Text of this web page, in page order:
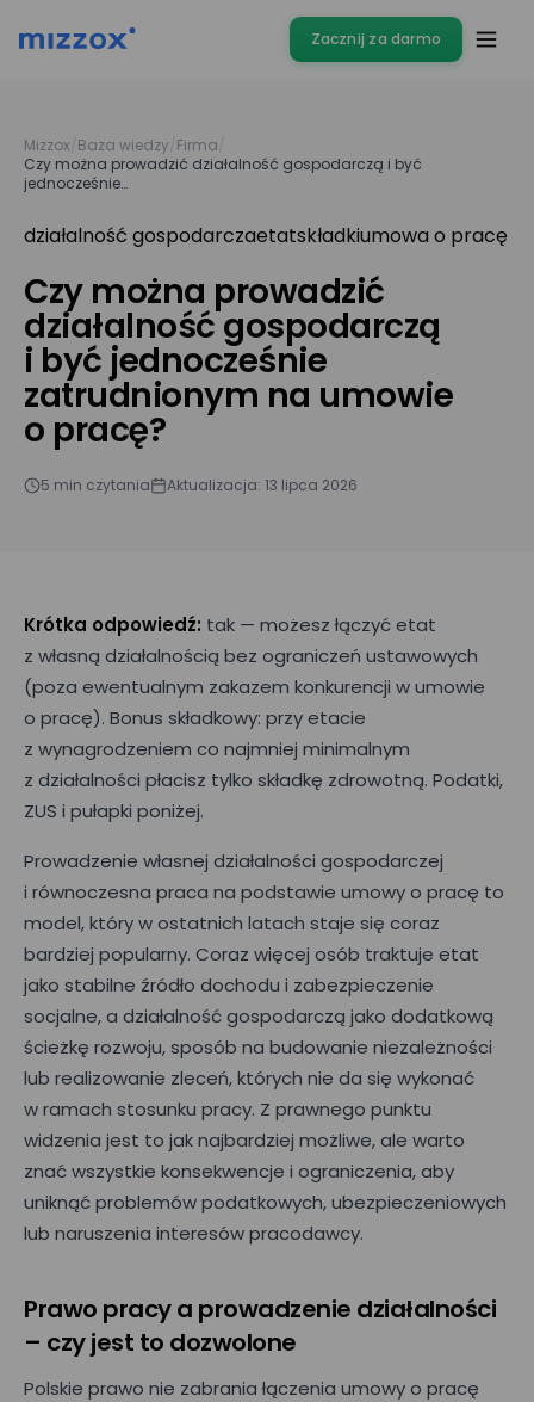
Zacznij za darmo
Mizzox Baza wiedzy Firma
Czy można prowadzić działalność gospodarczą i być
jednocześnie…
działalność gospodarczaetatskładkiumowa o pracę
Czy można prowadzić
działalność gospodarczą
i być jednocześnie
zatrudnionym na umowie
o pracę?
5 min czytania Aktualizacja: 13 lipca 2026
Krótka odpowiedź: tak — możesz łączyć etat
z własną działalnością bez ograniczeń ustawowych
(poza ewentualnym zakazem konkurencji w umowie
o pracę). Bonus składkowy: przy etacie
z wynagrodzeniem co najmniej minimalnym
z działalności płacisz tylko składkę zdrowotną. Podatki,
ZUS i pułapki poniżej.
Prowadzenie własnej działalności gospodarczej
i równoczesna praca na podstawie umowy o pracę to
model, który w ostatnich latach staje się coraz
bardziej popularny. Coraz więcej osób traktuje etat
jako stabilne źródło dochodu i zabezpieczenie
socjalne, a działalność gospodarczą jako dodatkową
ścieżkę rozwoju, sposób na budowanie niezależności
lub realizowanie zleceń, których nie da się wykonać
w ramach stosunku pracy. Z prawnego punktu
widzenia jest to jak najbardziej możliwe, ale warto
znać wszystkie konsekwencje i ograniczenia, aby
uniknąć problemów podatkowych, ubezpieczeniowych
lub naruszenia interesów pracodawcy.
Prawo pracy a prowadzenie działalności
– czy jest to dozwolone
Polskie prawo nie zabrania łączenia umowy o pracę